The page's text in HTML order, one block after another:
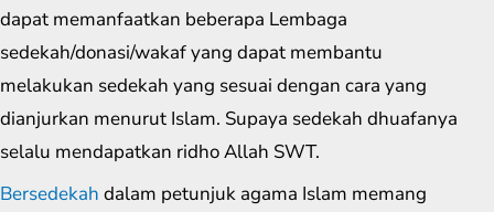
dapat memanfaatkan beberapa Lembaga
sedekah/donasi/wakaf yang dapat membantu
melakukan sedekah yang sesuai dengan cara yang
dianjurkan menurut Islam. Supaya sedekah dhuafanya
selalu mendapatkan ridho Allah SWT.
Bersedekah dalam petunjuk agama Islam memang